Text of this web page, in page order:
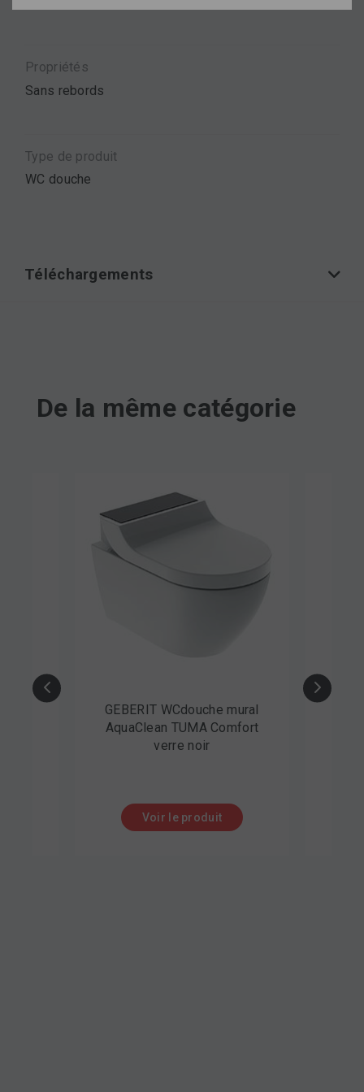
Propriétés
Sans rebords
Type de produit
WC douche
Téléchargements
De la même catégorie
GEBERIT WCdouche mural
AquaClean TUMA Comfort
verre noir
Voir le produit